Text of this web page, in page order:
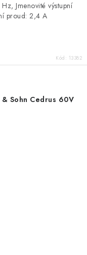
Jmenovité výstupní
proud: 2,4 A
Kód: 13382
Sohn Cedrus 60V